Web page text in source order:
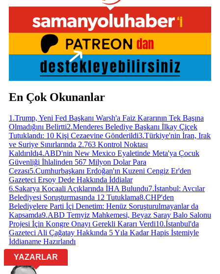
En Çok Okunanlar
1 .Trump, Yeni Fed Başkanı Warsh'a Faiz Kararının Tek Başına
Olmadığını Belirtti2.Menderes Belediye Başkanı İlkay Çiçek
Tutuklandı: 10 Kişi Cezaevine Gönderildi3.Türkiye'nin İran, Irak
ve Suriye Sınırlarında 2.763 Kontrol Noktası
Kaldırıldı4.ABD'nin New Mexico Eyaletinde Meta'ya Çocuk
Güvenliği İhlalinden 567 Milyon Dolar Para
Cezası5.Cumhurbaşkanı Erdoğan'ın Kuzeni Cengiz Er'den
Gazeteci Ersoy Dede Hakkında İddialar
6.Sakarya Kocaali Açıklarında İHA Bulundu7.İstanbul: Avcılar
Belediyesi Soruşturmasında 12 Tutuklama8.CHP'den
Belediyelere Parti İçi Denetim: Henüz Soruşturulmayanlar da
Kapsamda9.ABD Temyiz Mahkemesi, Beyaz Saray Balo Salonu
Projesi İçin Kongre Onayı Gerekli Kararı Verdi10.İstanbul'da
Gazeteci Ali Çağatay Hakkında 5 Yıla Kadar Hapis İstemiyle
İddianame Hazırlandı
YAZARLAR